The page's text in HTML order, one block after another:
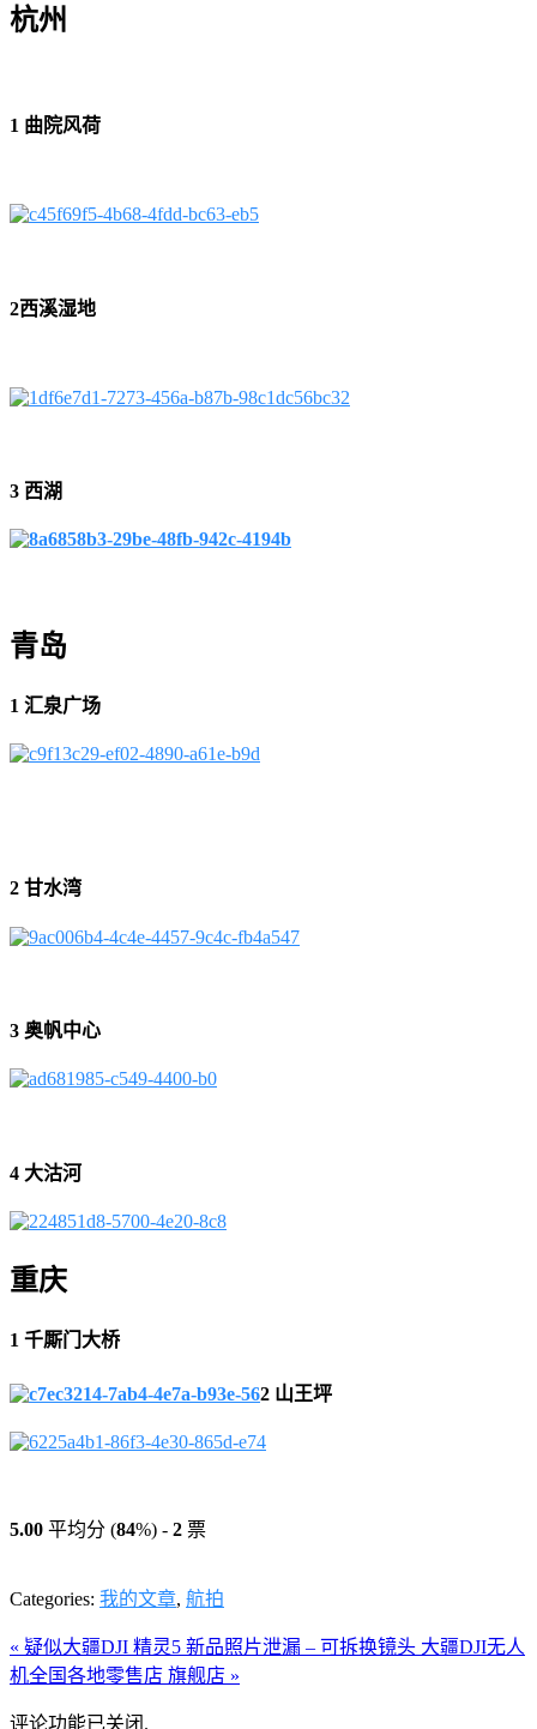
杭州
1 曲院风荷
2西溪湿地
3 西湖
青岛
1 汇泉广场
2 甘水湾
3 奥帆中心
4 大沽河
重庆
1 千厮门大桥
2 山王坪
5.00 平均分 (84%) - 2 票
Categories: 我的文章, 航拍
« 疑似大疆DJI 精灵5 新品照片泄漏 – 可拆换镜头 大疆DJI无人
机全国各地零售店 旗舰店 »
评论功能已关闭.